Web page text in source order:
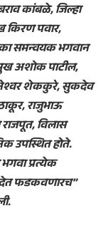
कांबळे, जिल्हा
किरण पवार,
समन्वयक भगवान
अशोक पाटील,
शेककुरे, सुकदेव
राजुभाऊ
विलास
उपस्थित होते.
प्रत्येक
फडकवणारच”